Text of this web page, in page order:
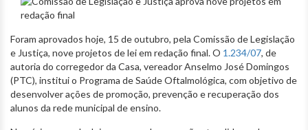
Foram aprovados hoje, 15 de outubro, pela Comissão de Legislação
e Justiça, nove projetos de lei em redação final. O 1.234/07, de
autoria do corregedor da Casa, vereador Anselmo José Domingos
(PTC), institui o Programa de Saúde Oftalmológica, com objetivo de
desenvolver ações de promoção, prevenção e recuperação dos
alunos da rede municipal de ensino.